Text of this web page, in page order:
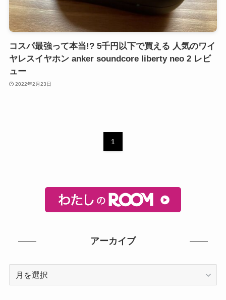
コスパ最強って本当!? 5千円以下で買える 人気のワイ
ヤレスイヤホン anker soundcore liberty neo 2 レビ
ュー
2022年2月23日
1
アーカイブ